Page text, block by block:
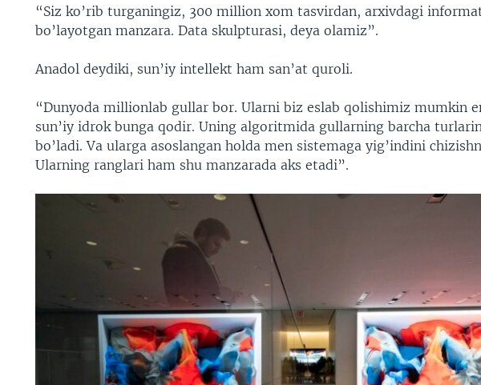
“Siz ko’rib turganingiz, 300 million xom tasvirdan, arxivdagi
bo’layotgan manzara. Data skulpturasi, deya olamiz”.
Anadol deydiki, sun’iy intellekt ham san’at quroli.
“Dunyoda millionlab gullar bor. Ularni biz eslab qolishimiz mumkin
sun’iy idrok bunga qodir. Uning algoritmida gullarning barcha
bo’ladi. Va ularga asoslangan holda men sistemaga yig’indini
Ularning ranglari ham shu manzarada aks etadi”.